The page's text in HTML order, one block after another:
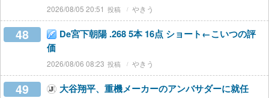
2026/08/05 20:51 やきう
48
De宮下朝陽 .268 5本 16点 ショート←こいつの評
価
2026/08/06 08:23 やきう
49 大谷翔平、重機メーカーのアンバサダーに就任